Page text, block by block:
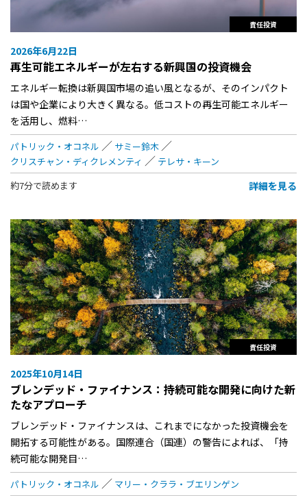
責任投資
2026年6月22日
再生可能エネルギーが左右する新興国の投資機会
エネルギー転換は新興国市場の追い風となるが、そのインパクト
は国や企業により大きく異なる。低コストの再生可能エネルギー
を活用し、燃料…
パトリック・オコネル
サミー鈴木
クリスチャン・ディクレメンティ
テレサ・キーン
約7分で読めます
詳細を見る
責任投資
2025年10月14日
ブレンデッド・ファイナンス：持続可能な開発に向けた新
たなアプローチ
ブレンデッド・ファイナンスは、これまでになかった投資機会を
開拓する可能性がある。国際連合（国連）の警告によれば、「持
続可能な開発目…
パトリック・オコネル
マリー・クララ・ブエリンゲン